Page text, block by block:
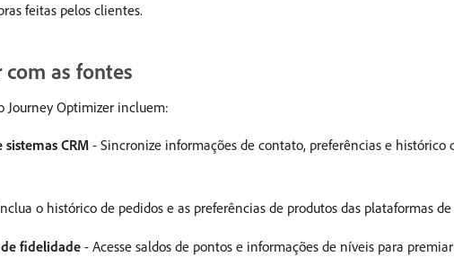
feitas pelos clientes.
as fontes
Journey Optimizer incluem:
CRM - Sincronize informações de contato, preferências e
o histórico de pedidos e as preferências de produtos das plataformas
fidelidade - Acesse saldos de pontos e informações de níveis para